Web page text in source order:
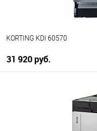
KORTING KDI 60570
31 920 руб.